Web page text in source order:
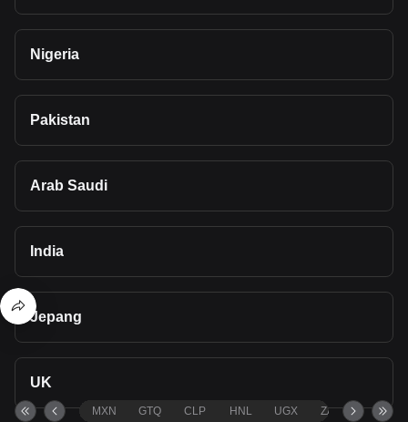
Nigeria
Pakistan
Arab Saudi
India
Jepang
UK
MXN GTQ CLP HNL UGX ZAR TND